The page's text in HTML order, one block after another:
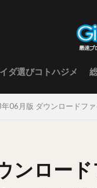
ダ選びコトハジメ
06月版 ダウンロードフ
ンロー